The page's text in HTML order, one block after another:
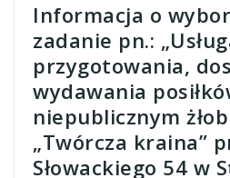
Informacja o
zadanie pn.:
przygotowania,
wydawania
niepublicznym
„Twórcza kraina”
Słowackiego 54 w